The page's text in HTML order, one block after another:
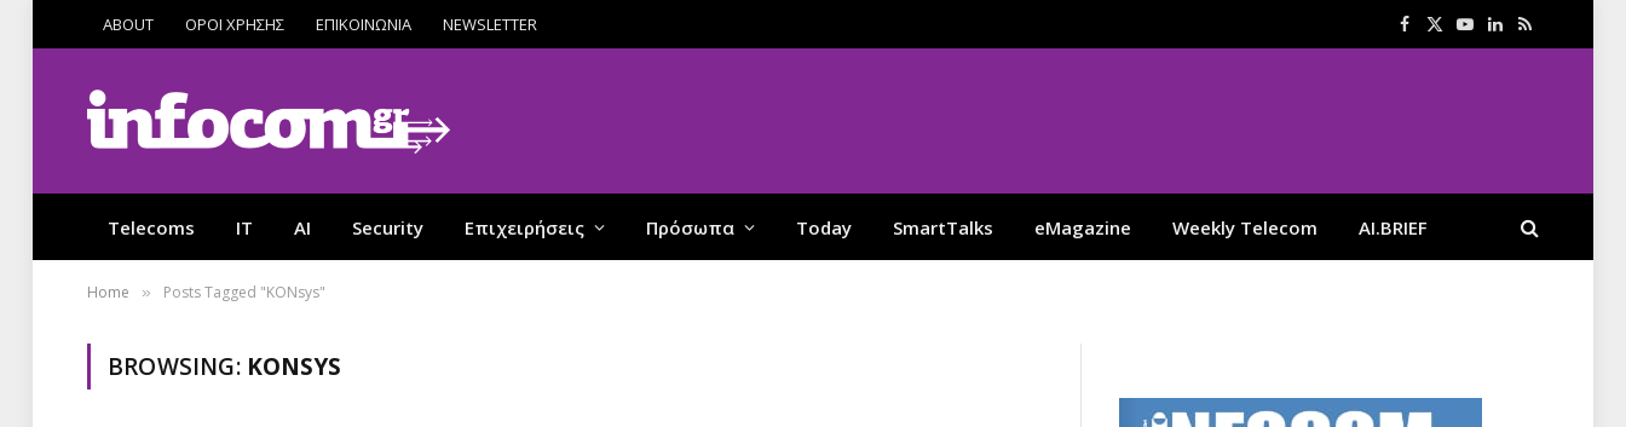
ABOUT ΟΡΟΙ ΧΡΗΣΗΣ ΕΠΙΚΟΙΝΩΝΙΑ NEWSLETTER Facebook
X
YouTube
LinkedIn
RSS
Telecoms IT AI Security Επιχειρήσεις Πρόσωπα Today SmartTalks eMagazine Weekly Telecom AI.BRIEF
Home » Posts Tagged "KONsys"
BROWSING: KONSYS